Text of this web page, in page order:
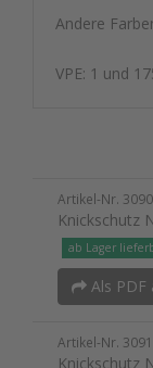
Andere
VPE: 1 und
Artikel-Nr.
Knickschutz
ab Lager
Als PDF
Artikel-Nr.
Knickschutz